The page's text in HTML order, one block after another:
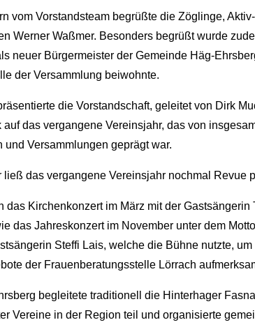
vom Vorstandsteam begrüßte die Zöglinge,
Werner Waßmer. Besonders begrüßt wurde
neuer Bürgermeister der Gemeinde Häg-
der Versammlung beiwohnte.
die Vorstandschaft, geleitet von Dirk
das vergangene Vereinsjahr, das von
Versammlungen geprägt war.
ließ das vergangene Vereinsjahr nochmal Revue
das Kirchenkonzert im März mit der Gastsängerin
das Jahreskonzert im November unter dem
Steffi Lais, welche die Bühne nutzte,
der Frauenberatungsstelle Lörrach
begleitete traditionell die Hinterhager
Vereine in der Region teil und organisierte